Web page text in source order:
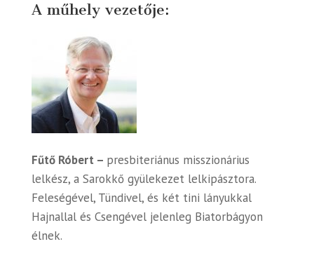
A műhely vezetője:
Fűtő Róbert – presbiteriánus misszionárius
lelkész, a Sarokkő gyülekezet lelkipásztora.
Feleségével, Tündivel, és két tini lányukkal
Hajnallal és Csengével jelenleg Biatorbágyon
élnek.